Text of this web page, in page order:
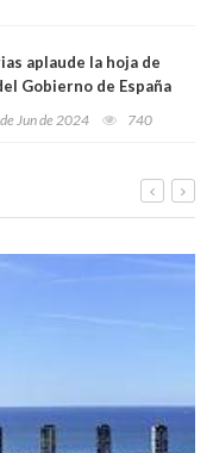
aplaude la hoja de
Gobierno de España
Jun de 2024 740